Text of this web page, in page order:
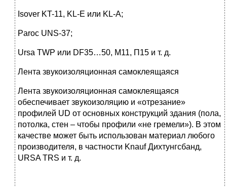
Isover KT-11, KL-E или KL-A;
Paroc UNS-37;
Ursa TWP или DF35…50, M11, П15 и т. д.
Лента звукоизоляционная самоклеящаяся
Лента звукоизоляционная самоклеящаяся
обеспечивает звукоизоляцию и «отрезание»
профилей UD от основных конструкций здания (пола,
потолка, стен – чтобы профили «не гремели»). В этом
качестве может быть использован материал любого
производителя, в частности Knauf Дихтунгсбанд,
URSA TRS и т. д.